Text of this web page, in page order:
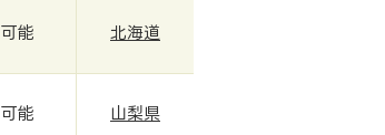
可能 北海道
可能 山梨県